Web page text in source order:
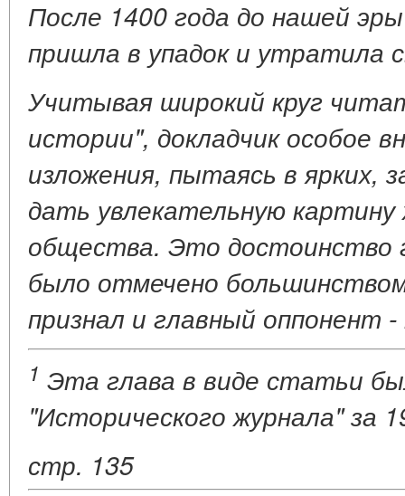
После 1400 года до нашей
пришла в упадок и утратила
Учитывая широкий круг
истории", докладчик особое
изложения, пытаясь в ярких,
дать увлекательную картину
общества. Это достоинство
было отмечено
признал и главный оппонент
1 Эта глава в виде статьи
"Исторического журнала" за
стр. 135